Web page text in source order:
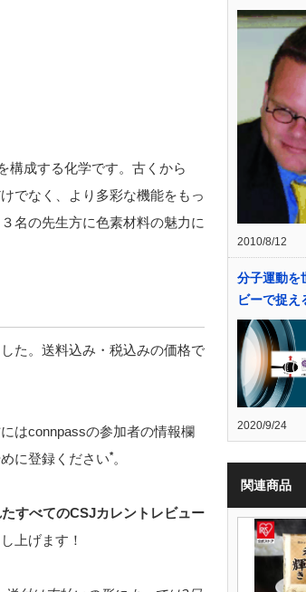
構成する化学です。古くから
でなく、より多彩な機能をもっ
名の先生方に色素材料の魅力に
た。送料込み・税込みの価格で
はconnpassの参加者の情報欄
に登録ください*。
すべてのCSJカレントレビュー
上げます！
2010/8/12
分子運動を
ビーで捉え
2020/9/24
関連商品